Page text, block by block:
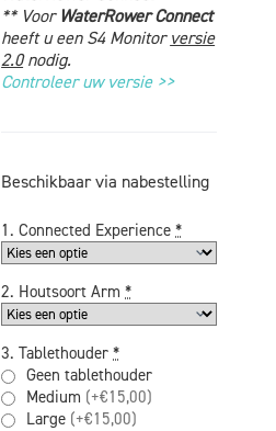
** Voor WaterRower Connect
heeft u een S4 Monitor versie
2.0nodig.
Controleer uw versie >>
Beschikbaar via nabestelling
1. Connected Experience *
2. Houtsoort Arm *
3. Tablethouder *
Geen tablethouder
Medium (+€15,00)
Large (+€15,00)